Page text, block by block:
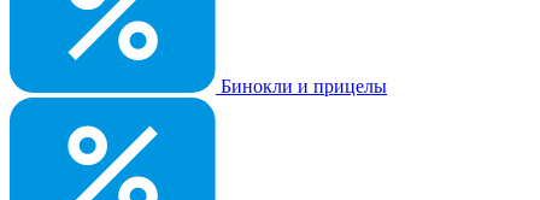
Бинокли и прицелы